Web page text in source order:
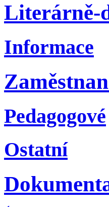
Literárně-
Informace
Pedagogové
Ostatní